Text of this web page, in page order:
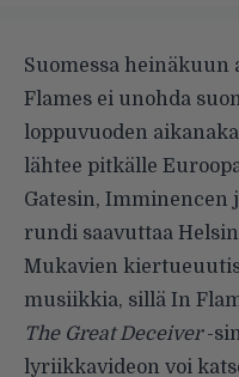
Suomessa heinäkuun
Flames ei unohda
loppuvuoden
lähtee pitkälle
Gatesin, Imminencen
rundi saavuttaa
Mukavien
musiikkia, sillä In
The Great Deceiver-
lyriikkavideon voi